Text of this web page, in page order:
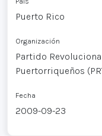
Puerto Rico
Organización
Partido
Puertorriqueños
Fecha
2009-09-23